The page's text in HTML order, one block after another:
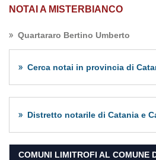
NOTAI A MISTERBIANCO
Quartararo Bertino Umberto
Cerca notai in provincia di
Distretto notarile di Catania e
COMUNI LIMITROFI AL COMUNE